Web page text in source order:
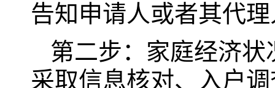
告知申请人或者其代
第二步：家庭经济
采取信息核对、入户